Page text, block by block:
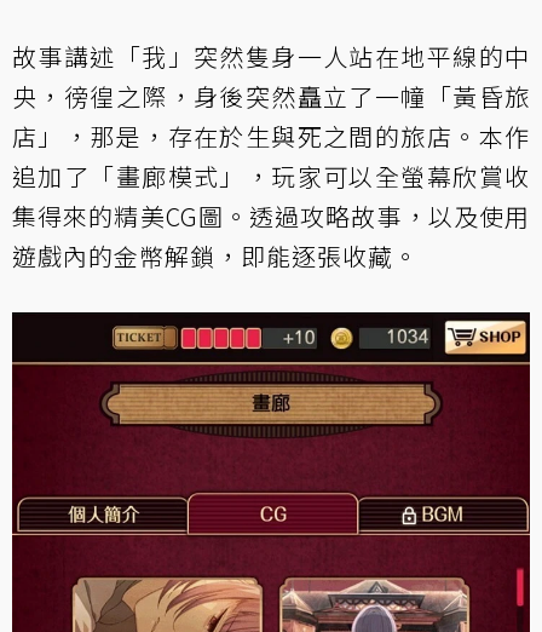
故事講述「我」突然隻身一人站在地平線的中
央，徬徨之際，身後突然矗立了一幢「黃昏旅
店」，那是，存在於生與死之間的旅店。本作
追加了「畫廊模式」，玩家可以全螢幕欣賞收
集得來的精美CG圖。透過攻略故事，以及使用
遊戲內的金幣解鎖，即能逐張收藏。